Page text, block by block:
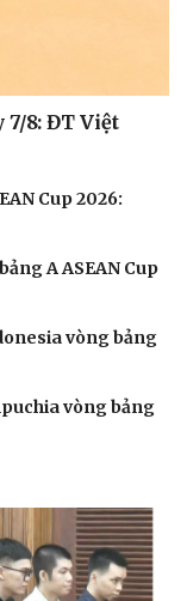
7/8: ĐT Việt
Cup 2026:
A ASEAN Cup
vòng bảng
vòng bảng